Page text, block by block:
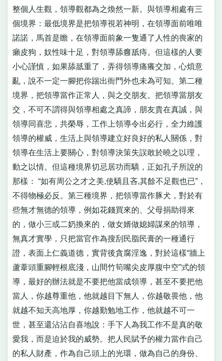
整個人生觀，領導觀都為之煥然一新。與領導相處有三
個境界：最低境界是把領導視若神明，在領導面前唯唯
諾諾，馬首是瞻，在領導面前象一隻通了人性的喪家的
癩皮狗，奴性味十足，對領導舔癰舐痔。但這樣的人要
小心謹慎，如果舔舐重了，弄得領導痛癢交加，心煩意
亂，說不一定一腳把你踹出衙門外也未為可知。第二種
境界，把領導當作正常人，與之交朋友。把領導當朋友
交，不可不謂得與領導相處之真諦，朋友貴在真誠，與
領導同喜悲，共榮辱，工作上領導令出必行，全力維護
領導的權威，生活上與領導建立好良好的私人關係，對
領導在生活上要關心，對領導決策失誤敢於曉之以理，
動之以情。但這種境界切忌居功而驕，正如孔子所說的
那樣： “如有周公之才之美,使驕且吝,其餘不足觀也已”，
不得物極必反。第三種境界，把領導當作豚犬，對於有
些無才無德的領導，例如花錢買來的、父母捐助得來
的，做小三或二奶換來的，做女婿做媳婦謀來的領導，
無真才實學，只把當官作為搜刮民脂民膏的一種通行
證，表面上仁義道德，實背後貪腐淫逸，對於這樣“牆上
蘆葦頭重腳輕根底淺，山間竹筍嘴尖皮厚腹中空”式的領
導，最好的辦法就是不要把他當成領導，甚至不要把他
當人，你越尊重他，他就越目下無人，你越敬畏他，他
就越不知天高地厚，你越勤勉地工作，他就越不可一
世，甚至還沾沾自喜地說：手下人為我工作不是真的敬
愛我，而是迫於我的威勢。把人民賦予的權力當作自己
的私人財產，作為自己頭上的光環，做為自己的身份、